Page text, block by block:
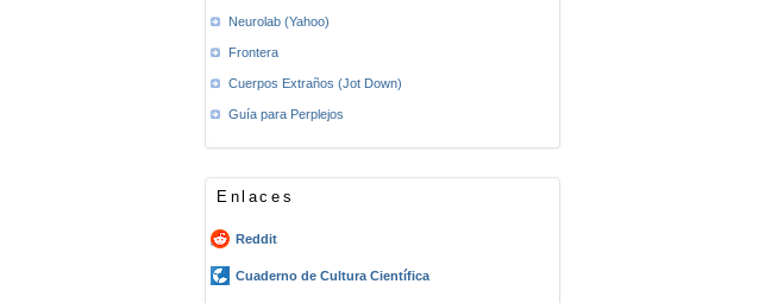
Neurolab (Yahoo)
Frontera
Cuerpos Extraños (Jot Down)
Guía para Perplejos
Enlaces
Reddit
Cuaderno de Cultura Científica